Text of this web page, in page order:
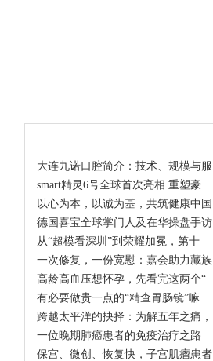
大连九诺口腔简介：技术、规模与服
smart精灵6号全球首次亮相 重塑豪
以心为本，以诚为基，共筑健康中国
德国喜宝全球掌门人及在华操盘手访
从“超模看深圳”到荣耀加冕，第十
一次修复，一份宽慰：嘉会助力藏族
高龄高血压想怀孕，先看完这两个“
有必要做贵一点的“精查胃肠镜”嘛
跨越太平洋的抉择：为解五年之痛，
一位晚期肺癌患者的免疫治疗之路
保宫、微创、恢复快，子宫肌瘤患者